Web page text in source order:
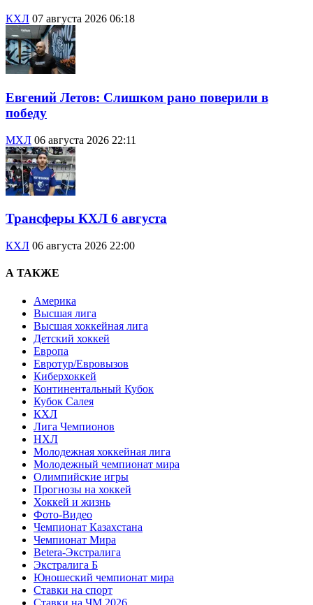
КХЛ 07 августа 2026 06:18
Евгений Летов: Слишком рано поверили в
победу
МХЛ 06 августа 2026 22:11
Трансферы КХЛ 6 августа
КХЛ 06 августа 2026 22:00
А ТАКЖЕ
Америка
Высшая лига
Высшая хоккейная лига
Детский хоккей
Европа
Евротур/Евровызов
Киберхоккей
Континентальный Кубок
Кубок Салея
КХЛ
Лига Чемпионов
НХЛ
Молодежная хоккейная лига
Молодежный чемпионат мира
Олимпийские игры
Прогнозы на хоккей
Хоккей и жизнь
Фото-Видео
Чемпионат Казахстана
Чемпионат Мира
Betera-Экстралига
Экстралига Б
Юношеский чемпионат мира
Ставки на спорт
Ставки на ЧМ 2026